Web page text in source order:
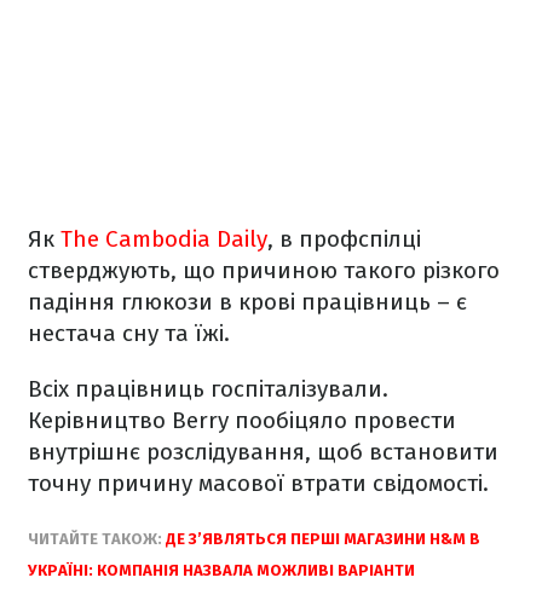
Як The Cambodia Daily, в профспілці
стверджують, що причиною такого різкого
падіння глюкози в крові працівниць – є
нестача сну та їжі.
Всіх працівниць госпіталізували.
Керівництво Berry пообіцяло провести
внутрішнє розслідування, щоб встановити
точну причину масової втрати свідомості.
ЧИТАЙТЕ ТАКОЖ: ДЕ З’ЯВЛЯТЬСЯ ПЕРШІ МАГАЗИНИ H&M В
УКРАЇНІ: КОМПАНІЯ НАЗВАЛА МОЖЛИВІ ВАРІАНТИ